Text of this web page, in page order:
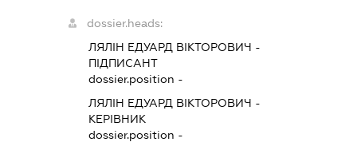
dossier.heads:
ЛЯЛІН ЕДУАРД ВІКТОРОВИЧ -
ПІДПИСАНТ
dossier.position -
ЛЯЛІН ЕДУАРД ВІКТОРОВИЧ -
КЕРІВНИК
dossier.position -